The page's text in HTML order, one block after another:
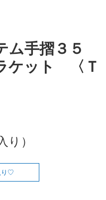
手摺３５
ケット 〈Ｔ
り）